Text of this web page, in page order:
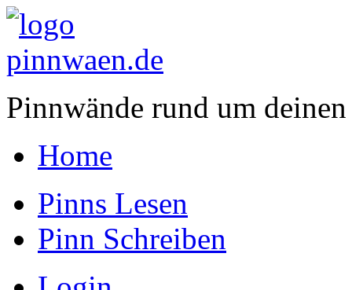
Pinnwände rund um
Home
Pinns Lesen
Pinn Schreiben